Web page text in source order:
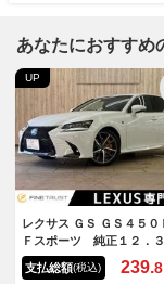
あなたにおすすめ
UP
レクサス ＧＳ ＧＳ４５
Ｆスポーツ 純正１２．
チナビ サンルーフ 本革
ト レーダークルーズコ
支払総額(税込) 239.8